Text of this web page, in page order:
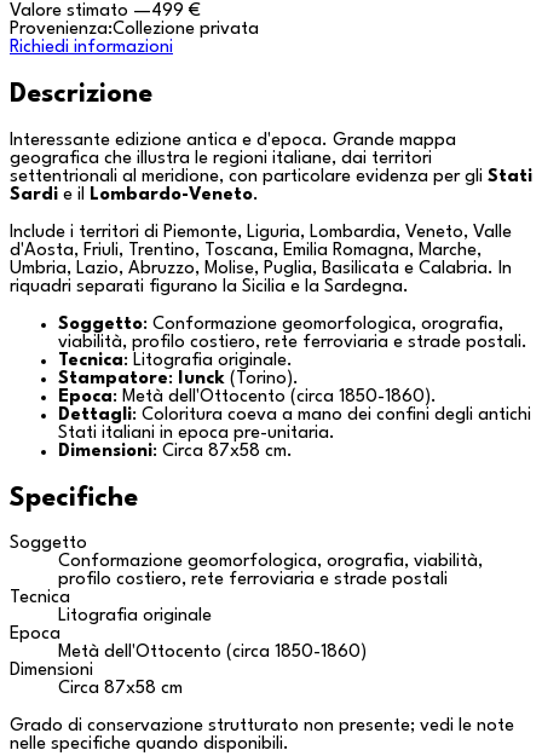
Valore stimato —499 €
Provenienza:Collezione privata
Richiedi informazioni
Descrizione
Interessante edizione antica e d'epoca. Grande mappa
geografica che illustra le regioni italiane, dai territori
settentrionali al meridione, con particolare evidenza per gli Stati
Sardi e il Lombardo-Veneto.
Include i territori di Piemonte, Liguria, Lombardia, Veneto, Valle
d'Aosta, Friuli, Trentino, Toscana, Emilia Romagna, Marche,
Umbria, Lazio, Abruzzo, Molise, Puglia, Basilicata e Calabria. In
riquadri separati figurano la Sicilia e la Sardegna.
Soggetto: Conformazione geomorfologica, orografia,
viabilità, profilo costiero, rete ferroviaria e strade postali.
Tecnica: Litografia originale.
Stampatore: Iunck (Torino).
Epoca: Metà dell'Ottocento (circa 1850-1860).
Dettagli: Coloritura coeva a mano dei confini degli antichi
Stati italiani in epoca pre-unitaria.
Dimensioni: Circa 87x58 cm.
Specifiche
Soggetto
Conformazione geomorfologica, orografia, viabilità,
profilo costiero, rete ferroviaria e strade postali
Tecnica
Litografia originale
Epoca
Metà dell'Ottocento (circa 1850-1860)
Dimensioni
Circa 87x58 cm
Grado di conservazione strutturato non presente; vedi le note
nelle specifiche quando disponibili.